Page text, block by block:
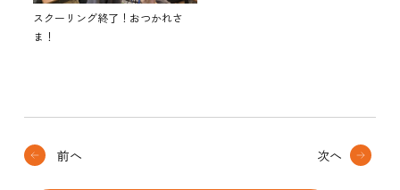
スクーリング終了！おつかれさ
ま！
前へ 次へ